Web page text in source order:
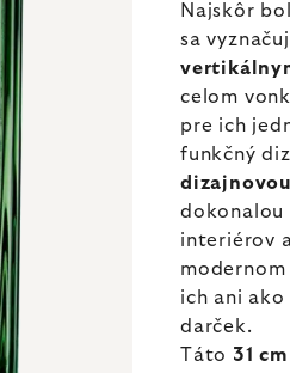
Najskôr
sa
celom
pre ich
funkčný
dokonalou
interiérov
ich ani
darček.
Táto 31